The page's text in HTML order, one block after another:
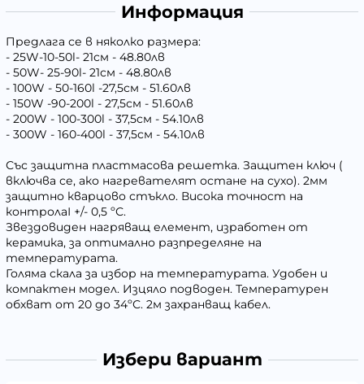
Информация
Предлага се в няколко размера:
- 25W-10-50l- 21см - 48.80лв
- 50W- 25-90l- 21см - 48.80лв
- 100W - 50-160l -27,5см - 51.60лв
- 150W -90-200l - 27,5см - 51.60лв
- 200W - 100-300l - 37,5см - 54.10лв
- 300W - 160-400l - 37,5см - 54.10лв
Със защитна пластмасова решетка. Защитен ключ (
включва се, ако нагревателят остане на сухо). 2мм
защитно кварцово стъкло. Висока точност на
контролаІ +/- 0,5 ºС.
Звездовиден нагряващ елемент, изработен от
керамика, за оптимално разпределяне на
температурата.
Голяма скала за избор на температурата. Удобен и
компактен модел. Изцяло подводен. Температурен
обхват от 20 до 34ºС. 2м захранващ кабел.
Избери вариант